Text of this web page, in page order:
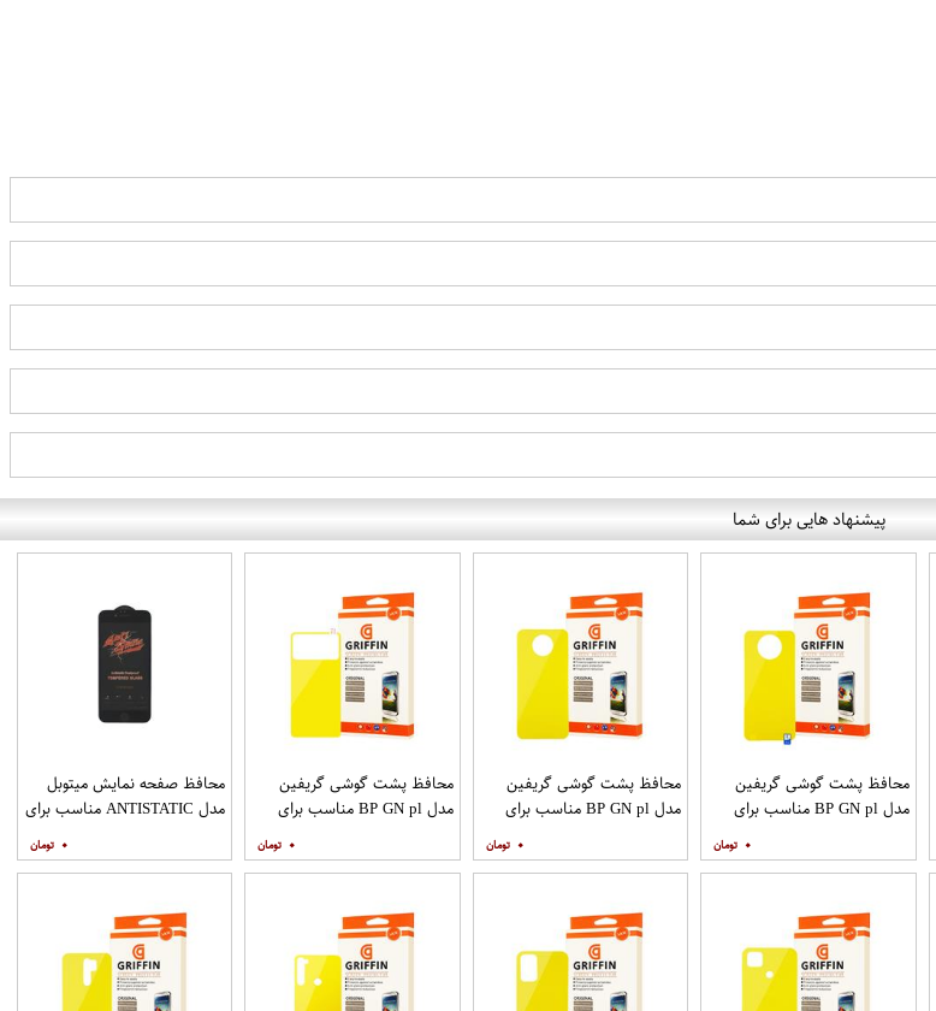
پیشنهاد هایی برای شما
محافظ پشت گوشی گریفین
مدل BP GN pl مناسب برای
گوشی موبایل شیائومی Mi Note
9T
۰
محافظ پشت گوشی گریفین
مدل BP GN pl مناسب برای
۰
محافظ پشت گوشی گریفین
مدل BP GN pl مناسب برای
M3
۰
محافظ صفحه نمایش میتوبل
مدل ANTISTATIC مناسب برای
۰